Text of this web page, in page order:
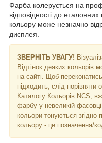
Фарба колерується на
відповідності до
кольору може незначно
дисплея.
ЗВЕРНІТЬ УВАГУ!
Відтінок деяких кольорів
на сайті. Щоб
підходить, слід порівняти
Каталогу Кольорів NCS,
фарбу у невеликій
кольори тонуються
кольору - це позначення/